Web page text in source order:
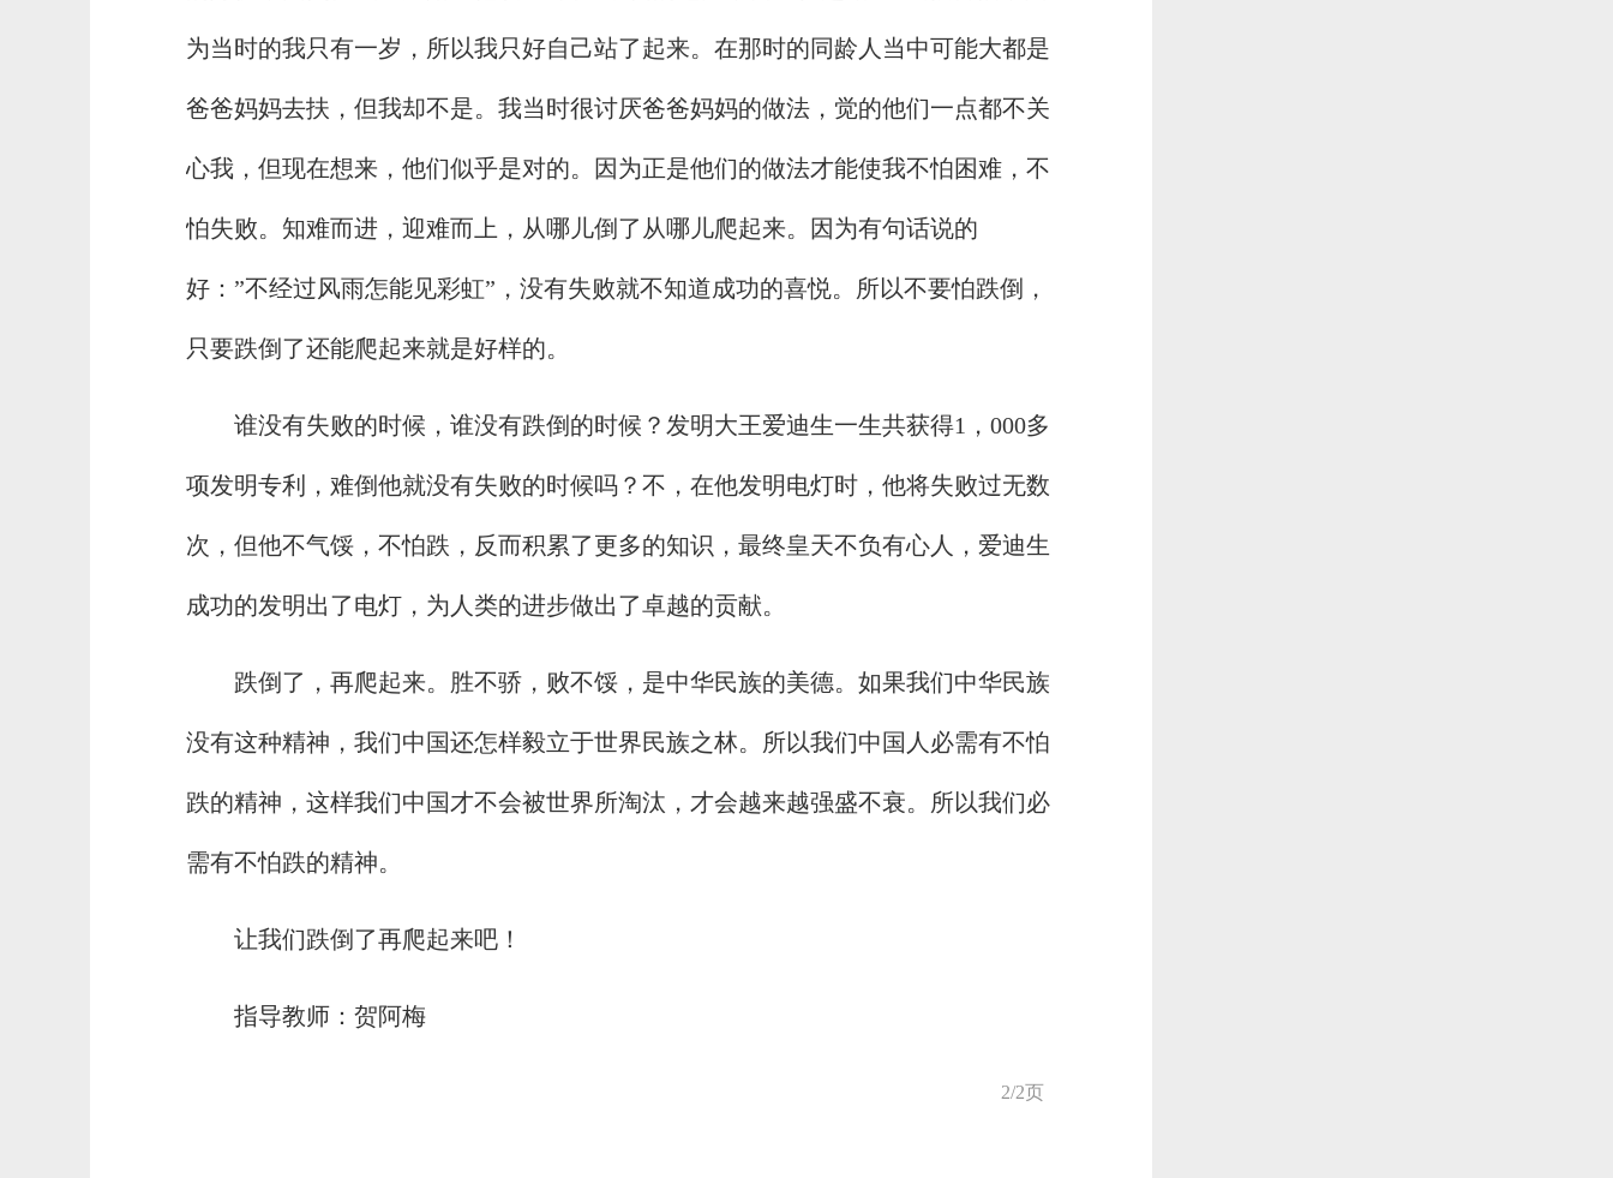
为当时的我只有一岁，所以我只好自己站了起来。在那时的同龄人当中可能大都是
爸爸妈妈去扶，但我却不是。我当时很讨厌爸爸妈妈的做法，觉的他们一点都不关
心我，但现在想来，他们似乎是对的。因为正是他们的做法才能使我不怕困难，不
怕失败。知难而进，迎难而上，从哪儿倒了从哪儿爬起来。因为有句话说的
好：”不经过风雨怎能见彩虹”，没有失败就不知道成功的喜悦。所以不要怕跌倒，
只要跌倒了还能爬起来就是好样的。
谁没有失败的时候，谁没有跌倒的时候？发明大王爱迪生一生共获得1，000多
项发明专利，难倒他就没有失败的时候吗？不，在他发明电灯时，他将失败过无数
次，但他不气馁，不怕跌，反而积累了更多的知识，最终皇天不负有心人，爱迪生
成功的发明出了电灯，为人类的进步做出了卓越的贡献。
跌倒了，再爬起来。胜不骄，败不馁，是中华民族的美德。如果我们中华民族
没有这种精神，我们中国还怎样毅立于世界民族之林。所以我们中国人必需有不怕
跌的精神，这样我们中国才不会被世界所淘汰，才会越来越强盛不衰。所以我们必
需有不怕跌的精神。
让我们跌倒了再爬起来吧！
指导教师：贺阿梅
2/2页